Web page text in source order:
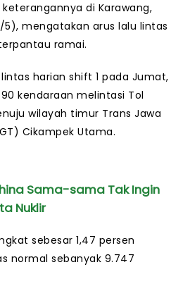
di Karawang,
5), mengatakan arus lalu lintas
ramai.
harian shift 1 pada Jumat,
kendaraan melintasi Tol
wilayah timur Trans Jawa
Cikampek Utama.
Sama-sama Tak Ingin
Nuklir
sebesar 1,47 persen
normal sebanyak 9.747